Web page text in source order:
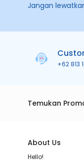
Jangan
+62 813
Temukan
About Us
Hello!